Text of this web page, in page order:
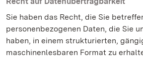
Sie haben das Recht, die Sie
personenbezogenen Daten, die Sie
haben, in einem strukturierten,
maschinenlesbaren Format zu